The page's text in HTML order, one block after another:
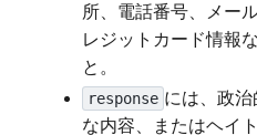
所、電話番号、メー
レジットカード情報
と。
response には、政
な内容、またはヘイ